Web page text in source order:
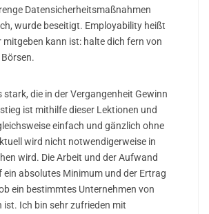
Datensicherheitsmaßnahmen
wurde beseitigt. Employability heißt
mitgeben kann ist: halte dich fern von
stark, die in der Vergangenheit Gewinn
ist mithilfe dieser Lektionen und
einfach und gänzlich ohne
wird nicht notwendigerweise in
wird. Die Arbeit und der Aufwand
ein absolutes Minimum und der Ertrag
ein bestimmtes Unternehmen von
ist. Ich bin sehr zufrieden mit